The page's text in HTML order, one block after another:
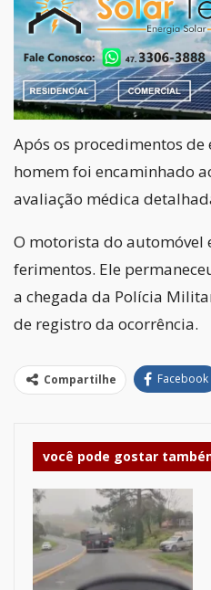
Após os procedimentos
homem foi encaminhado
avaliação médica
O motorista do automóvel
ferimentos. Ele
a chegada da Polícia
de registro da ocorrência.
Compartilhe Facebook
você pode gostar